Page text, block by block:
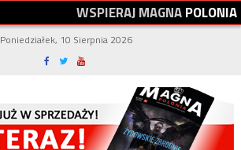
WSPIERAJMAGNAPOLONIA
Poniedziałek, 10 Sierpnia 2026